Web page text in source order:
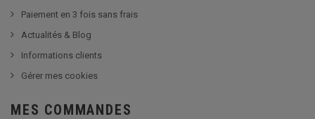
Paiement en 3 fois sans frais
Actualités & Blog
Informations clients
Gérer mes cookies
MES COMMANDES